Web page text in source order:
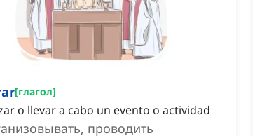
[глагол]
o llevar a cabo un evento o actividad
проводить